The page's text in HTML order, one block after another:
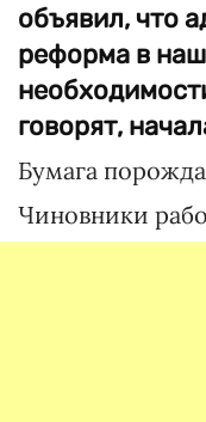
объявил, что
реформа в
говорят,
Бумага
Чиновники